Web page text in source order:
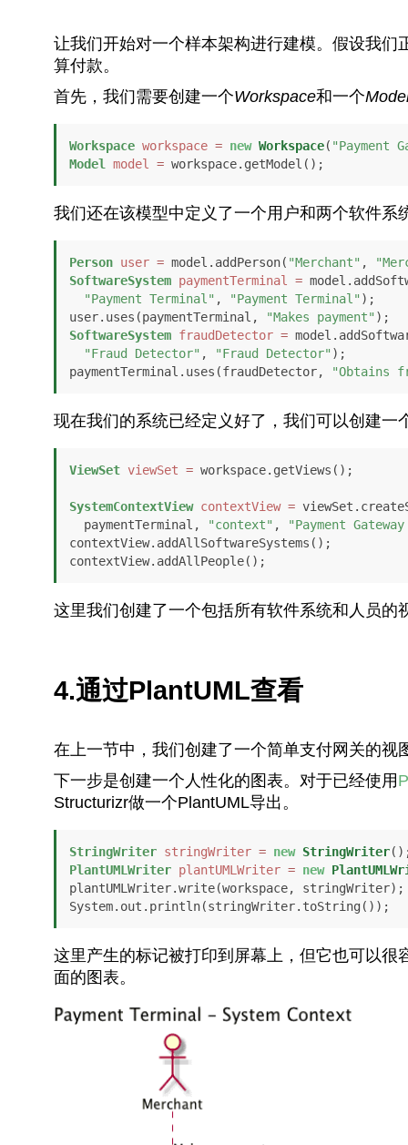
让我们开始对一个样本架构进行建模。假设我
算付款。
首先，我们需要创建一个Workspace和一个
Workspace workspace = new Workspace( "Payment
Model
model = workspace.getModel();
我们还在该模型中定义了一个用户和两个软件系
Person user = model.addPerson( "Merchant" ,
SoftwareSystem paymentTerminal =
"Payment Terminal" , "Payment Terminal" );
user.uses(paymentTerminal,
"Makes payment"
SoftwareSystem fraudDetector =
"Fraud Detector" , "Fraud Detector" );
paymentTerminal.uses(fraudDetector,
"Obtains
现在我们的系统已经定义好了，我们可以创建一
ViewSet viewSet = workspace.getViews();
SystemContextView contextView =
  paymentTerminal,
"context" ,
"Payment
contextView.addAllSoftwareSystems();
contextView.addAllPeople();
这里我们创建了一个包括所有软件系统和人员的
4.通过PlantUML查看
在上一节中，我们创建了一个简单支付网关的视
下一步是创建一个人性化的图表。对于已经使用
Structurizr做一个PlantUML导出。
StringWriter stringWriter = new StringWriter
PlantUMLWriter plantUMLWriter = new
plantUMLWriter.write(workspace, stringWriter);
System.out.println(stringWriter.toString());
这里产生的标记被打印到屏幕上，但它也可以
面的图表。